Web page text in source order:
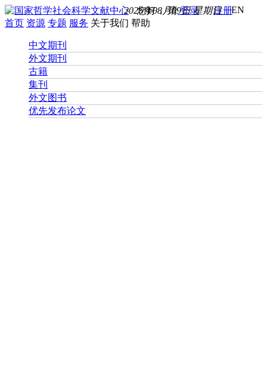
您好， 请登录 注册EN
2026年08月09日 星期日
首页 资源 专题 服务 关于我们 帮助
中文期刊
外文期刊
古籍
集刊
外文图书
优先发布论文